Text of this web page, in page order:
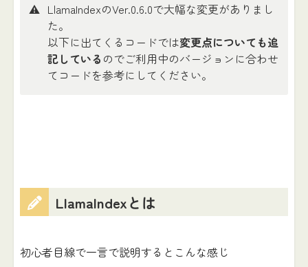
⚠️ LlamaIndexのVer.0.6.0で大幅な変更がありまし
た。
以下に出てくるコードでは変更点についても追
記している のでご利用中のバージョンに合わせ
てコードを参考にしてください。
LlamaIndexとは
初心者目線で一言で説明するとこんな感じ